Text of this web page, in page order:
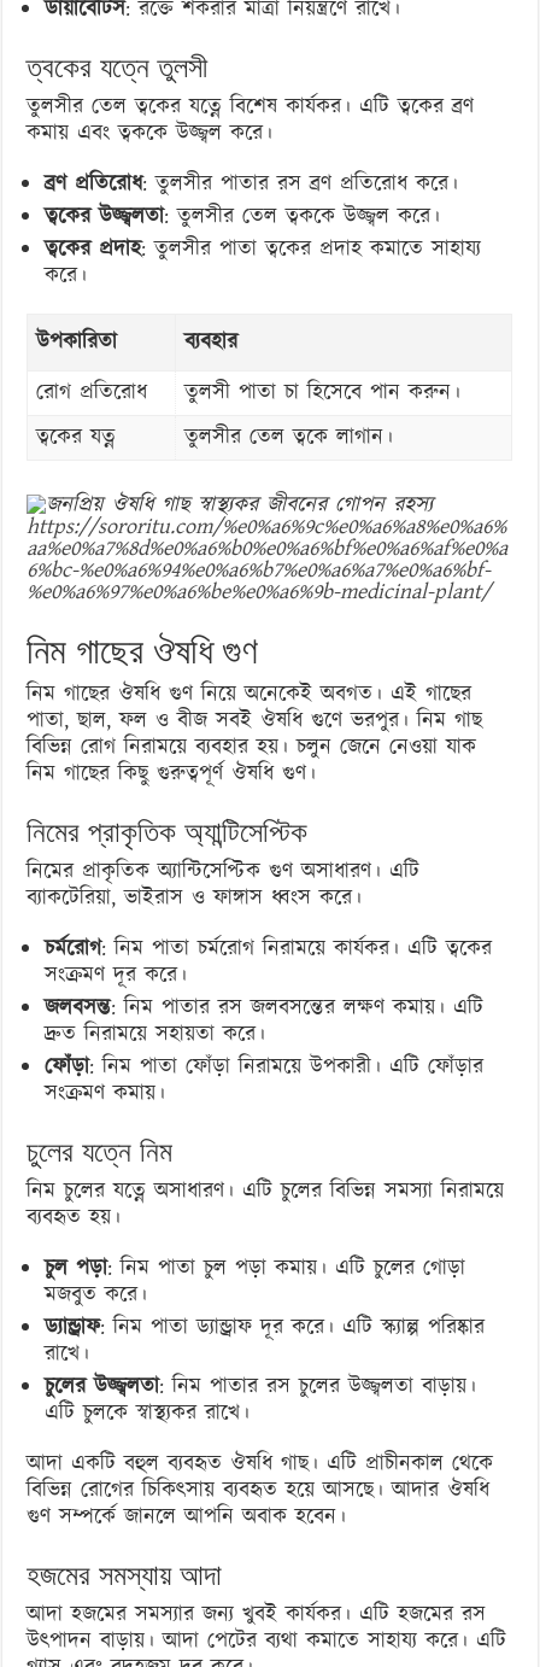
ডায়াবেটিস: রক্তে শর্করার মাত্রা নিয়ন্ত্রণে রাখে।
ত্বকের যত্নে তুলসী
তুলসীর তেল ত্বকের যত্নে বিশেষ কার্যকর। এটি ত্বকের ব্রণ
কমায় এবং ত্বককে উজ্জ্বল করে।
ব্রণ প্রতিরোধ: তুলসীর পাতার রস ব্রণ প্রতিরোধ করে।
ত্বকের উজ্জ্বলতা: তুলসীর তেল ত্বককে উজ্জ্বল করে।
ত্বকের প্রদাহ: তুলসীর পাতা ত্বকের প্রদাহ কমাতে সাহায্য
করে।
উপকারিতা
ব্যবহার
রোগ প্রতিরোধ
তুলসী পাতা চা হিসেবে পান করুন।
ত্বকের যত্ন
তুলসীর তেল ত্বকে লাগান।
https://sororitu.com/%e0%a6%9c%e0%a6%a8%e0%a6%
aa%e0%a7%8d%e0%a6%b0%e0%a6%bf%e0%a6%af%e0%a
6%bc-%e0%a6%94%e0%a6%b7%e0%a6%a7%e0%a6%bf-
%e0%a6%97%e0%a6%be%e0%a6%9b-medicinal-plant/
নিম গাছের ঔষধি গুণ
নিম গাছের ঔষধি গুণ নিয়ে অনেকেই অবগত। এই গাছের
পাতা, ছাল, ফল ও বীজ সবই ঔষধি গুণে ভরপুর। নিম গাছ
বিভিন্ন রোগ নিরাময়ে ব্যবহার হয়। চলুন জেনে নেওয়া যাক
নিম গাছের কিছু গুরুত্বপূর্ণ ঔষধি গুণ।
নিমের প্রাকৃতিক অ্যান্টিসেপ্টিক
নিমের প্রাকৃতিক অ্যান্টিসেপ্টিক গুণ অসাধারণ। এটি
ব্যাকটেরিয়া, ভাইরাস ও ফাঙ্গাস ধ্বংস করে।
চর্মরোগ: নিম পাতা চর্মরোগ নিরাময়ে কার্যকর। এটি ত্বকের
সংক্রমণ দূর করে।
জলবসন্ত: নিম পাতার রস জলবসন্তের লক্ষণ কমায়। এটি
দ্রুত নিরাময়ে সহায়তা করে।
ফোঁড়া: নিম পাতা ফোঁড়া নিরাময়ে উপকারী। এটি ফোঁড়ার
সংক্রমণ কমায়।
চুলের যত্নে নিম
নিম চুলের যত্নে অসাধারণ। এটি চুলের বিভিন্ন সমস্যা নিরাময়ে
ব্যবহৃত হয়।
চুল পড়া: নিম পাতা চুল পড়া কমায়। এটি চুলের গোড়া
মজবুত করে।
ড্যান্ড্রাফ: নিম পাতা ড্যান্ড্রাফ দূর করে। এটি স্ক্যাল্প পরিষ্কার
রাখে।
চুলের উজ্জ্বলতা: নিম পাতার রস চুলের উজ্জ্বলতা বাড়ায়।
এটি চুলকে স্বাস্থ্যকর রাখে।
আদা একটি বহুল ব্যবহৃত ঔষধি গাছ। এটি প্রাচীনকাল থেকে
বিভিন্ন রোগের চিকিৎসায় ব্যবহৃত হয়ে আসছে। আদার ঔষধি
গুণ সম্পর্কে জানলে আপনি অবাক হবেন।
হজমের সমস্যায় আদা
আদা হজমের সমস্যার জন্য খুবই কার্যকর। এটি হজমের রস
উৎপাদন বাড়ায়। আদা পেটের ব্যথা কমাতে সাহায্য করে। এটি